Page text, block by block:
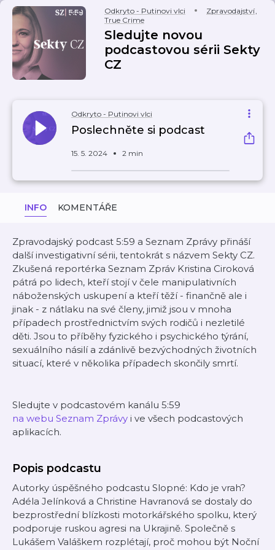
Odkryto - Putinovi vlci Zpravodajství,
True Crime
Sledujte novou
podcastovou sérii Sekty
CZ
Odkryto - Putinovi vlci
Poslechněte si podcast
15. 5. 2024 2 min
INFO KOMENTÁŘE
Zpravodajský podcast 5:59 a Seznam Zprávy přináší
další investigativní sérii, tentokrát s názvem Sekty CZ.
Zkušená reportérka Seznam Zpráv Kristina Ciroková
pátrá po lidech, kteří stojí v čele manipulativních
náboženských uskupení a kteří těží - finančně ale i
jinak - z nátlaku na své členy, jimiž jsou v mnoha
případech prostřednictvím svých rodičů i nezletilé
děti. Jsou to příběhy fyzického i psychického týrání,
sexuálního násilí a zdánlivě bezvýchodných životních
situací, které v několika případech skončily smrtí.
Sledujte v podcastovém kanálu 5:59
na webu Seznam Zprávy i ve všech podcastových
aplikacích.
Popis podcastu
Autorky úspěšného podcastu Slopné: Kdo je vrah?
Adéla Jelínková a Christine Havranová se dostaly do
bezprostřední blízkosti motorkářského spolku, který
podporuje ruskou agresi na Ukrajině. Společně s
Lukášem Valáškem rozplétají, proč mohou být Noční